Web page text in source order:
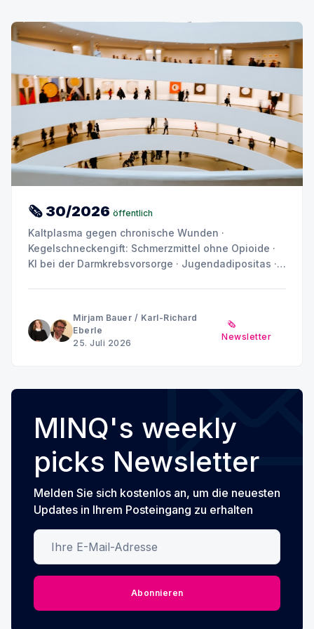
🗞 30/2026 öffentlich
Kaltplasma gegen chronische Wunden ·
Kegelschneckengift: Schmerzmittel ohne Opioide ·
KI bei der Darmkrebsvorsorge · Jugendadipositas ·
Mirjam Bauer / Karl-Richard
Eberle
25. Juli 2026
🗞️
Newsletter
MINQ's weekly
picks Newsletter
Melden Sie sich kostenlos an, um die neuesten
Updates in Ihrem Posteingang zu erhalten
Ihre E-Mail-Adresse
Abonnieren